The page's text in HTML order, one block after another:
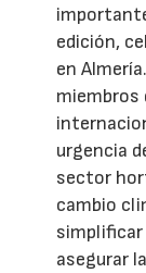
edición,
en
miembros
urgencia
sector
cambio
asegurar